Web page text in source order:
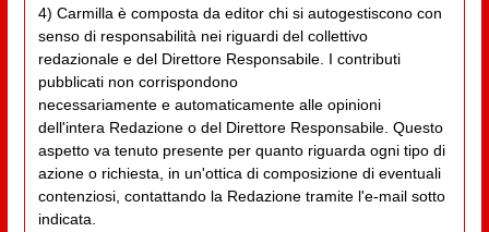
4) Carmilla è composta da editor chi si autogestiscono con
senso di responsabilità nei riguardi del collettivo
redazionale e del Direttore Responsabile. I contributi
pubblicati non corrispondono
necessariamente e automaticamente alle opinioni
dell'intera Redazione o del Direttore Responsabile. Questo
aspetto va tenuto presente per quanto riguarda ogni tipo di
azione o richiesta, in un'ottica di composizione di eventuali
contenziosi, contattando la Redazione tramite l'e-mail sotto
indicata.